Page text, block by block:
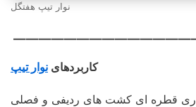
نوار تیپ هفتگل
کاربردهای نوار تیپ
قطره ای کشت های ردیفی و فصلی